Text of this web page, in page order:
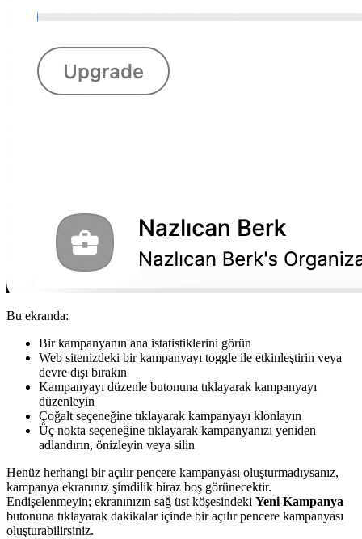
Bu ekranda:
Bir kampanyanın ana istatistiklerini görün
Web sitenizdeki bir kampanyayı toggle ile etkinleştirin veya
devre dışı bırakın
Kampanyayı düzenle butonuna tıklayarak kampanyayı
düzenleyin
Çoğalt seçeneğine tıklayarak kampanyayı klonlayın
Üç nokta seçeneğine tıklayarak kampanyanızı yeniden
adlandırın, önizleyin veya silin
Henüz herhangi bir açılır pencere kampanyası oluşturmadıysanız,
kampanya ekranınız şimdilik biraz boş görünecektir.
Endişelenmeyin; ekranınızın sağ üst köşesindeki Yeni Kampanya
butonuna tıklayarak dakikalar içinde bir açılır pencere kampanyası
oluşturabilirsiniz.